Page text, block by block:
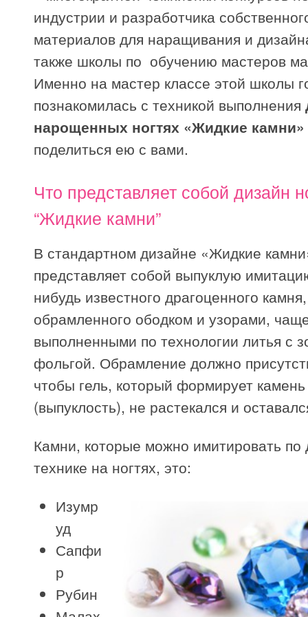
индустрии и разработчика
материалов для наращивания и
также школы по обучению мастеров
Именно на мастер классе этой школы
познакомилась с техникой выполнения
нарощенных ногтях «Жидкие камни»
поделиться ею с вами.
Что представляет собой дизайн
“Жидкие камни”
В стандартном дизайне «Жидкие
представляет собой выпуклую
нибудь известного драгоценного камня,
обрамленного ободком и узорами,
выполненными по технологии литья с
фольгой. Обрамление должно
чтобы гель, который формирует
(выпуклость), не растекался и
Камни, которые можно имитировать по
технике на ногтях, это:
Изумр
уд
Сапфи
р
Рубин